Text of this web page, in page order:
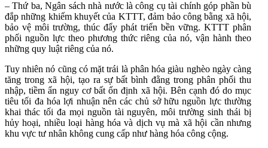
– Thứ ba, Ngân sách nhà nước là công cụ tài chính góp phần bù
đắp những khiếm khuyết của KTTT, đảm bảo công bằng xã hội,
bảo vệ môi trường, thúc đẩy phát triển bền vững. KTTT phân
phối nguồn lực theo phương thức riêng của nó, vận hành theo
những quy luật riêng của nó.
Tuy nhiên nó cũng có mặt trái là phân hóa giàu nghèo ngày càng
tăng trong xã hội, tạo ra sự bất bình đằng trong phân phối thu
nhập, tiềm ẩn nguy cơ bất ổn định xã hội. Bên cạnh đó do mục
tiêu tối đa hóa lợi nhuận nên các chủ sở hữu nguồn lực thường
khai thác tối đa mọi nguồn tài nguyên, môi trường sinh thái bị
hủy hoại, nhiều loại hàng hóa và dịch vụ mà xã hội cần nhưng
khu vực tư nhân không cung cấp như hàng hóa công cộng.